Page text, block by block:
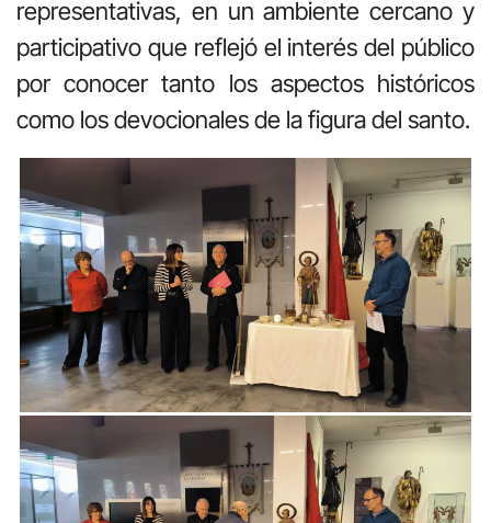
representativas, en un ambiente cercano y
participativo que reflejó el interés del público
por conocer tanto los aspectos históricos
como los devocionales de la figura del santo.